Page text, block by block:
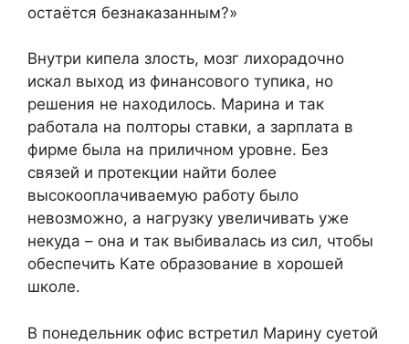
остаётся безнаказанным?»
Внутри кипела злость, мозг лихорадочно
искал выход из финансового тупика, но
решения не находилось. Марина и так
работала на полторы ставки, а зарплата в
фирме была на приличном уровне. Без
связей и протекции найти более
высокооплачиваемую работу было
невозможно, а нагрузку увеличивать уже
некуда – она и так выбивалась из сил, чтобы
обеспечить Кате образование в хорошей
школе.
В понедельник офис встретил Марину суетой